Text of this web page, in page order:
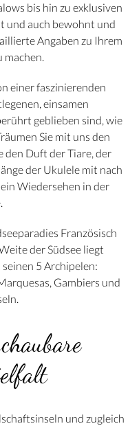
bis hin zu exklusiven
und auch bewohnt und
Angaben zu Ihrem
machen.
einer faszinierenden
einsamen
geblieben sind, wie
Sie mit uns den
den Duft der Tiare, der
der Ukulele mit nach
Wiedersehen in der
Französisch
der Südsee liegt
5 Archipelen:
Gambiers und
und zugleich